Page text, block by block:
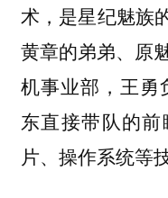
术，是星纪魅族
黄章的弟弟、原
机事业部，王勇
东直接带队的
片、操作系统等